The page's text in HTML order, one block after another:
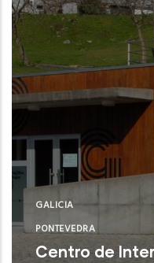
GALICIA
PONTEVEDRA
Centro de